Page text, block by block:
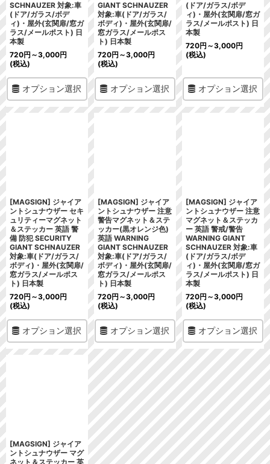
SCHNAUZER 対象:車
(ドア/ガラス/ボデ
ィ)・屋外(玄関扉/窓ガ
ラス/メールポスト) 日
本製
720円 ～3,000円
(税込)
オプション選択
GIANT SCHNAUZER
対象:車(ドア/ガラス/
ボディ)・屋外(玄関扉/
窓ガラス/メールポス
ト) 日本製
720円 ～3,000円
(税込)
オプション選択
(ドア/ガラス/ボデ
ィ)・屋外(玄関扉/窓ガ
ラス/メールポスト) 日
本製
720円 ～3,000円
(税込)
オプション選択
[MAGSIGN] ジャイア
ントシュナウザー セキ
ュリティーマグネット
＆ステッカー 英語 警
備 防犯 SECURITY
GIANT SCHNAUZER
対象:車(ドア/ガラス/
ボディ)・屋外(玄関扉/
窓ガラス/メールポス
ト) 日本製
720円 ～3,000円
(税込)
オプション選択
[MAGSIGN] ジャイア
ントシュナウザー 注意
警告マグネット＆ステ
ッカー(黒オレンジ色)
英語 WARNING
GIANT SCHNAUZER
対象:車(ドア/ガラス/
ボディ)・屋外(玄関扉/
窓ガラス/メールポス
ト) 日本製
720円 ～3,000円
(税込)
オプション選択
[MAGSIGN] ジャイア
ントシュナウザー 注意
マグネット＆ステッカ
ー 英語 警戒/警告
WARNING GIANT
SCHNAUZER 対象:車
(ドア/ガラス/ボデ
ィ)・屋外(玄関扉/窓ガ
ラス/メールポスト) 日
本製
720円 ～3,000円
(税込)
オプション選択
[MAGSIGN] ジャイア
ントシュナウザー マグ
ネット＆ステッカー 英